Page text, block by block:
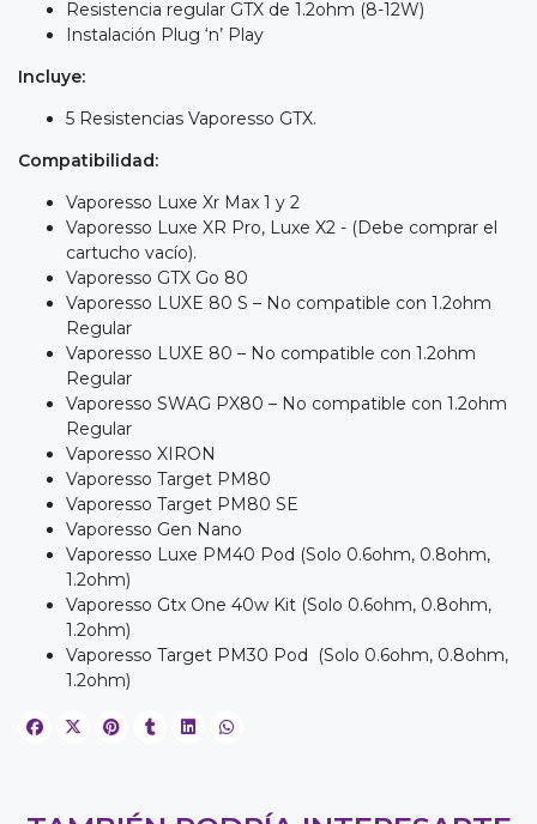
Resistencia regular GTX de 1.2ohm (8-12W)
Instalación Plug ‘n’ Play
Incluye:
5 Resistencias Vaporesso GTX.
Compatibilidad:
Vaporesso Luxe Xr Max 1 y 2
Vaporesso Luxe XR Pro, Luxe X2 - (Debe comprar el
cartucho vacío).
Vaporesso GTX Go 80
Vaporesso LUXE 80 S – No compatible con 1.2ohm
Regular
Vaporesso LUXE 80 – No compatible con 1.2ohm
Regular
Vaporesso SWAG PX80 – No compatible con 1.2ohm
Regular
Vaporesso XIRON
Vaporesso Target PM80
Vaporesso Target PM80 SE
Vaporesso Gen Nano
Vaporesso Luxe PM40 Pod (Solo 0.6ohm, 0.8ohm,
1.2ohm)
Vaporesso Gtx One 40w Kit (Solo 0.6ohm, 0.8ohm,
1.2ohm)
Vaporesso Target PM30 Pod (Solo 0.6ohm, 0.8ohm,
1.2ohm)